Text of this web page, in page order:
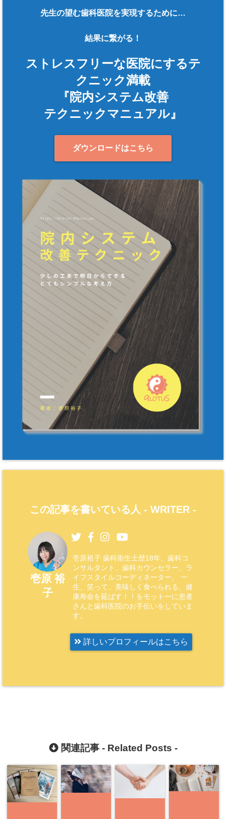
先生の望む歯科医院を実現するために…
結果に繋がる！
ストレスフリーな医院にするテ
クニック満載
『院内システム改善
テクニックマニュアル』
ダウンロードはこちら
この記事を書いている人 - WRITER -
壱原 裕
子
壱原裕子 歯科衛生士歴18年、歯科コ
ンサルタント、歯科カウンセラー、ラ
イフスタイルコーディネーター。 一
生、笑って、美味しく食べられる、健
康寿命を延ばす！！をモットーに患者
さんと歯科医院のお手伝いをしていま
す。
詳しいプロフィールはこちら
関連記事 - Related Posts -